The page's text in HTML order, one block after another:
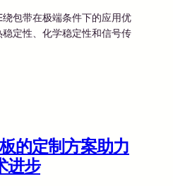
包带在极端条件下的应用优
定性、化学稳定性和信号传
的定制方案助力
进步